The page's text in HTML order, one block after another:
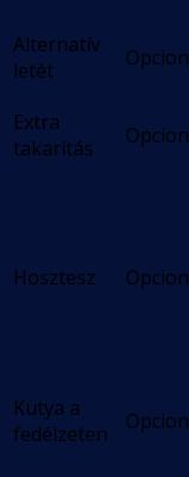
Alternatív
letét
Extra
takarítás
Hosztesz
Kutya a
fedélzeten